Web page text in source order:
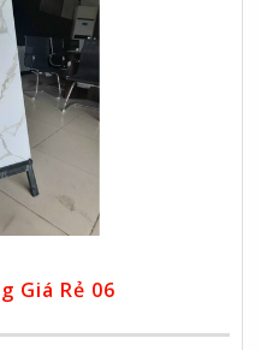
Giá Rẻ 06